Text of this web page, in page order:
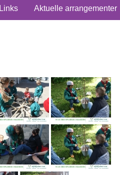
Links Aktuelle arrangementer